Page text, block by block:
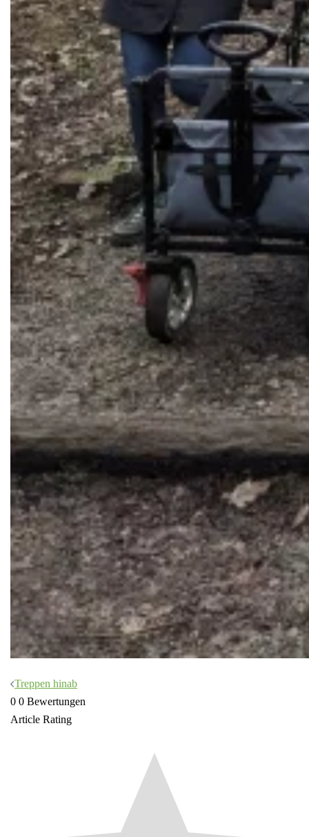
Beitragsnavigation
Treppen hinab
0 0 Bewertungen
Article Rating